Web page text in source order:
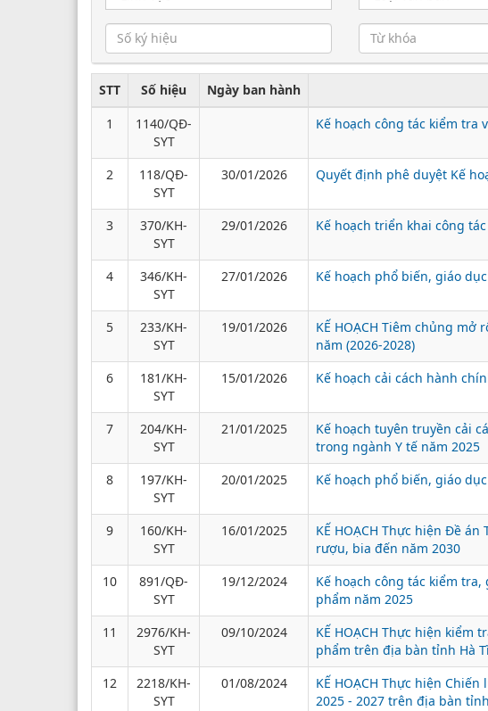
STT Số hiệu Ngày ban hành
1
1140/QĐ-
SYT
Kế hoạch công tác kiểm tra
2
118/QĐ-
SYT
30/01/2026 Quyết định phê duyệt Kế
3
370/KH-
SYT
29/01/2026 Kế hoạch triển khai công
4
346/KH-
SYT
27/01/2026 Kế hoạch phổ biến, giáo
5
233/KH-
SYT
19/01/2026
KẾ HOẠCH Tiêm chủng
năm (2026-2028)
6
181/KH-
SYT
15/01/2026 Kế hoạch cải cách hành
7
204/KH-
SYT
21/01/2025
Kế hoạch tuyên truyền cải
trong ngành Y tế năm 2025
8
197/KH-
SYT
20/01/2025 Kế hoạch phổ biến, giáo
9
160/KH-
SYT
16/01/2025
KẾ HOẠCH Thực hiện Đề
rượu, bia đến năm 2030
10
891/QĐ-
SYT
19/12/2024
Kế hoạch công tác kiểm
phẩm năm 2025
11
2976/KH-
SYT
09/10/2024
KẾ HOẠCH Thực hiện kiểm
phẩm trên địa bàn tỉnh Hà
12
2218/KH-
SYT
01/08/2024
KẾ HOẠCH Thực hiện
2025 - 2027 trên địa bàn